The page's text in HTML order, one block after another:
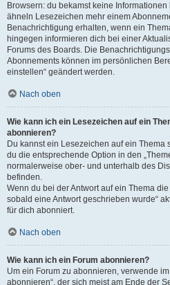
Browsern: du bekamst keine
ähneln Lesezeichen mehr einem
Benachrichtigung erhalten, wenn ein
hingegen informieren dich bei einer
Forums des Boards. Die
Abonnements können im persönlichen
einstellen“ geändert werden.
Nach oben
Wie kann ich ein Lesezeichen auf ein
abonnieren?
Du kannst ein Lesezeichen auf ein
du die entsprechende Option in den
normalerweise ober- und unterhalb des
befinden.
Wenn du bei der Antwort auf ein Thema
sobald eine Antwort geschrieben wurde“
für dich abonniert.
Nach oben
Wie kann ich ein Forum abonnieren?
Um ein Forum zu abonnieren, verwende
abonnieren“, der sich meist am Ende der